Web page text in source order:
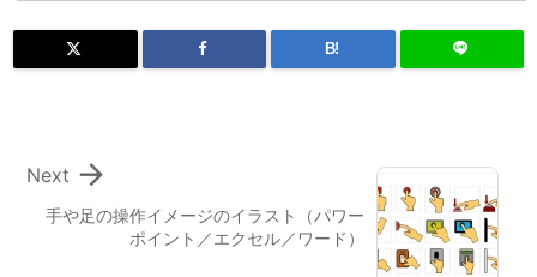
B!
手や足の操作イメージのイラスト（パワー
ポイント／エクセル／ワード）

Next